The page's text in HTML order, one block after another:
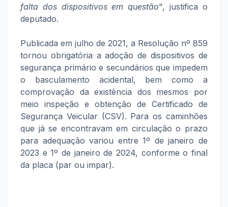
falta dos dispositivos em questão", justifica o
deputado.
Publicada em julho de 2021, a Resolução nº 859
tornou obrigatória a adoção de dispositivos de
segurança primário e secundários que impedem
o basculamento acidental, bem como a
comprovação da existência dos mesmos por
meio inspeção e obtenção de Certificado de
Segurança Veicular (CSV). Para os caminhões
que já se encontravam em circulação o prazo
para adequação variou entre 1º de janeiro de
2023 e 1º de janeiro de 2024, conforme o final
da placa (par ou impar).